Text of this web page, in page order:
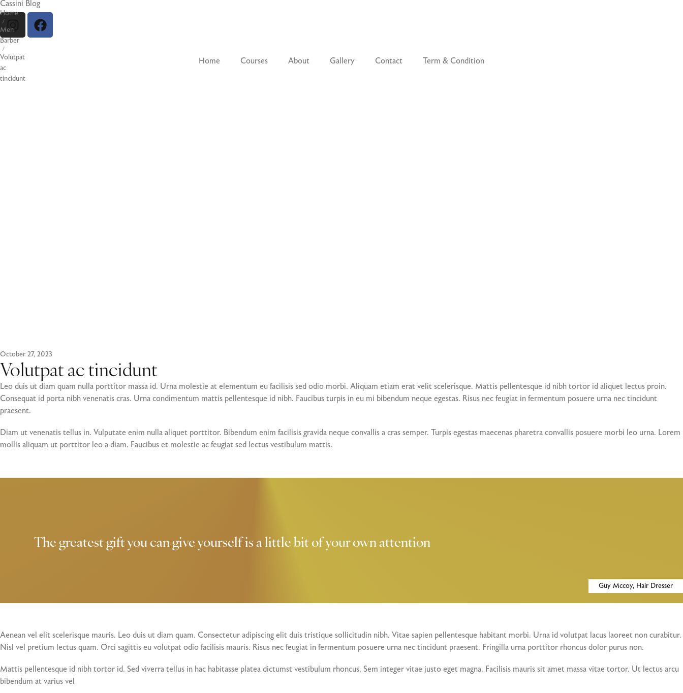
8086378989
Home Courses About Gallery Contact Term & Condition
Cassini Blog
Home
/
Men
Barber
/
Volutpat
ac
tincidunt
October 27, 2023
Volutpat ac tincidunt
Leo duis ut diam quam nulla porttitor massa id. Urna molestie at elementum eu facilisis sed odio morbi. Aliquam etiam erat velit scelerisque. Mattis pellentesque id nibh tortor id aliquet lectus proin.
Consequat id porta nibh venenatis cras. Urna condimentum mattis pellentesque id nibh. Faucibus turpis in eu mi bibendum neque egestas. Risus nec feugiat in fermentum posuere urna nec tincidunt
praesent.
Diam ut venenatis tellus in. Vulputate enim nulla aliquet porttitor. Bibendum enim facilisis gravida neque convallis a cras semper. Turpis egestas maecenas pharetra convallis posuere morbi leo urna. Lorem
mollis aliquam ut porttitor leo a diam. Faucibus et molestie ac feugiat sed lectus vestibulum mattis.
The greatest gift you can give yourself is a little bit of your own attention
Guy Mccoy, Hair Dresser
Aenean vel elit scelerisque mauris. Leo duis ut diam quam. Consectetur adipiscing elit duis tristique sollicitudin nibh. Vitae sapien pellentesque habitant morbi. Urna id volutpat lacus laoreet non curabitur.
Nisl vel pretium lectus quam. Orci sagittis eu volutpat odio facilisis mauris. Risus nec feugiat in fermentum posuere urna nec tincidunt praesent. Fringilla urna porttitor rhoncus dolor purus non.
Mattis pellentesque id nibh tortor id. Sed viverra tellus in hac habitasse platea dictumst vestibulum rhoncus. Sem integer vitae justo eget magna. Facilisis mauris sit amet massa vitae tortor. Ut lectus arcu
bibendum at varius vel